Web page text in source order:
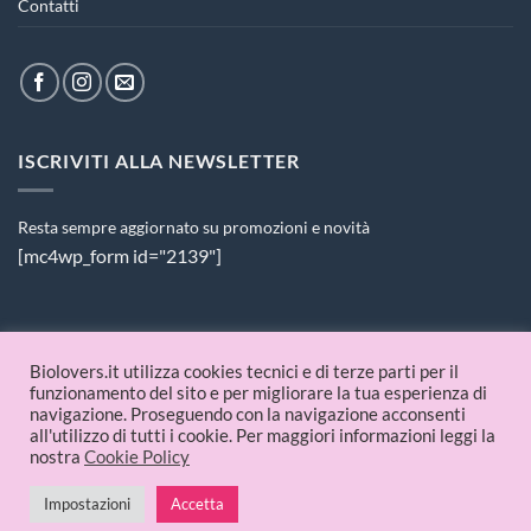
Contatti
ISCRIVITI ALLA NEWSLETTER
Resta sempre aggiornato su promozioni e novità
[mc4wp_form id="2139"]
PAGAMENTI ACCETTATI
© 2026 Biolovers.it | P.IVA 09336481214
Biolovers.it utilizza cookies tecnici e di terze parti per il
funzionamento del sito e per migliorare la tua esperienza di
navigazione. Proseguendo con la navigazione acconsenti
all'utilizzo di tutti i cookie. Per maggiori informazioni leggi la
nostra Cookie Policy
Impostazioni Accetta